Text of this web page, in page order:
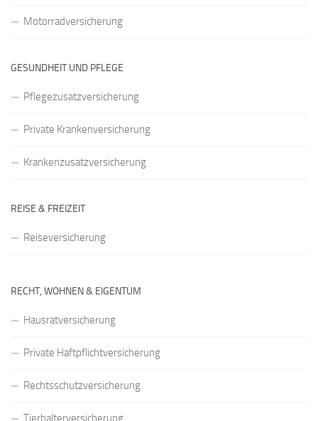
Motorradversicherung
GESUNDHEIT UND PFLEGE
Pflegezusatzversicherung
Private Krankenversicherung
Krankenzusatzversicherung
REISE & FREIZEIT
Reiseversicherung
RECHT, WOHNEN & EIGENTUM
Hausratversicherung
Private Haftpflichtversicherung
Rechtsschutzversicherung
Tierhalterversicherung